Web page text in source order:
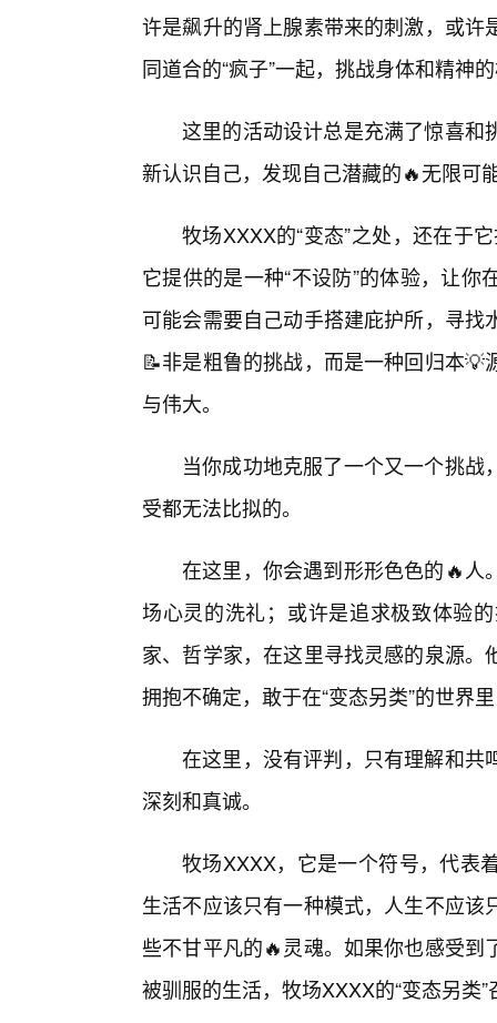
许是飙升的肾上腺素带来的刺激，或
同道合的“疯子”一起，挑战身体和精神
这里的活动设计总是充满了惊喜和
新认识自己，发现自己潜藏的🔥无限可
牧场XXXX的“变态”之处，还在于
它提供的是一种“不设防”的体验，让
可能会需要自己动手搭建庇护所，寻
📝非是粗鲁的挑战，而是一种回归本
与伟大。
当你成功地克服了一个又一个挑
受都无法比拟的。
在这里，你会遇到形形色色的🔥人
场心灵的洗礼；或许是追求极致体验
家、哲学家，在这里寻找灵感的泉源
拥抱不确定，敢于在“变态另类”的世界
在这里，没有评判，只有理解和共
深刻和真诚。
牧场XXXX，它是一个符号，代表
生活不应该只有一种模式，人生不应
些不甘平凡的🔥灵魂。如果你也感受
被驯服的生活，牧场XXXX的“变态另类